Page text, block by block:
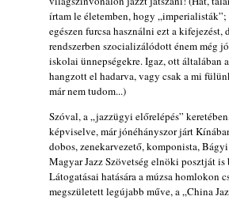
„Shinola”
2026. augusztus 04.
Kikkel beszéltem 2.0 – 5. rész:
2026. augusztus 04.
Lemezek a hatvanas-hetvenes
2026. augusztus 04.
Gondolataim - 2026 (XI.
2026. augusztus 02.
Exkluzív interjú Bóna
írtam le életemben, hogy
egészen furcsa használni ezt a kifejezést,
rendszerben szocializálódott énem még
iskolai ünnepségekre. Igaz, ott általában
hangzott el hadarva, vagy csak a mi
már nem tudom...)
Szóval, a „jazzügyi előrelépés”
képviselve, már jónéhányszor járt
dobos, zenekarvezető, komponista,
Magyar Jazz Szövetség elnöki posztját
Látogatásai hatására a múzsa homlokon
megszületett legújabb műve, a „China